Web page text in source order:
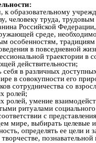
образовательному
человеку труда,
Российской
среде,
особенностям,
в повседневной
траектории
действительности;
в различных
в совокупности его
сотрудничества со
ролей;
умение
ритуалами социального
с
мире, выбирать целевые
определять ее цели